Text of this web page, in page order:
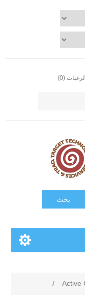
الرغبات (0)
بحث
Active
/